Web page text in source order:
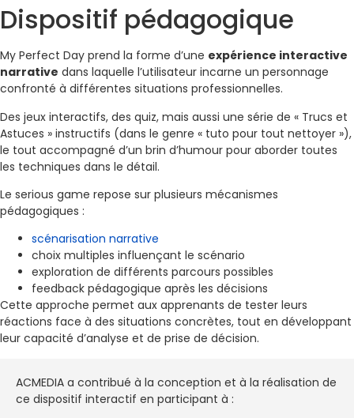
Dispositif pédagogique
My Perfect Day prend la forme d’une expérience interactive
narrative dans laquelle l’utilisateur incarne un personnage
confronté à différentes situations professionnelles.
Des jeux interactifs, des quiz, mais aussi une série de « Trucs et
Astuces » instructifs (dans le genre « tuto pour tout nettoyer »),
le tout accompagné d’un brin d’humour pour aborder toutes
les techniques dans le détail.
Le serious game repose sur plusieurs mécanismes
pédagogiques :
scénarisation narrative
choix multiples influençant le scénario
exploration de différents parcours possibles
feedback pédagogique après les décisions
Cette approche permet aux apprenants de tester leurs
réactions face à des situations concrètes, tout en développant
leur capacité d’analyse et de prise de décision.
ACMEDIA a contribué à la conception et à la réalisation de
ce dispositif interactif en participant à :